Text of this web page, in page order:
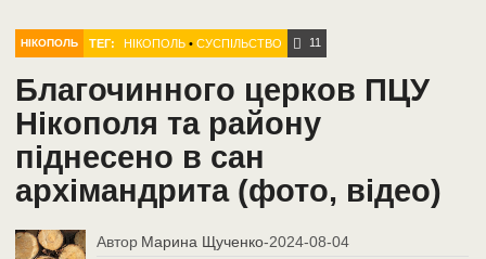
НІКОПОЛЬ ТЕГ: НІКОПОЛЬ •СУСПІЛЬСТВО 11
Благочинного церков ПЦУ
Нікополя та району
піднесено в сан
архімандрита (фото, відео)
Автор Марина Щученко-2024-08-04